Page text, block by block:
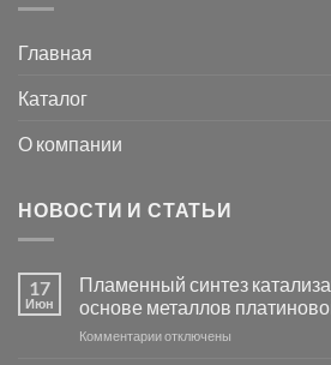
Главная
Каталог
О компании
НОВОСТИ И СТАТЬИ
17
Июн
Пламенный синтез
основе металлов
Комментариикотключены